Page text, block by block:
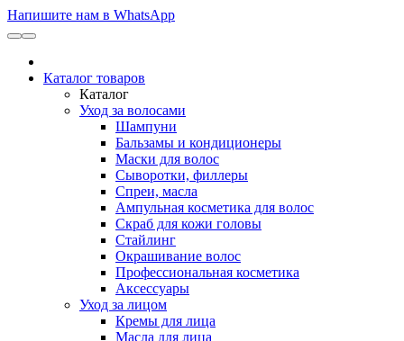
Напишите нам в WhatsApp
Каталог товаров
Каталог
Уход за волосами
Шампуни
Бальзамы и кондиционеры
Маски для волос
Сыворотки, филлеры
Спреи, масла
Ампульная косметика для волос
Скраб для кожи головы
Стайлинг
Окрашивание волос
Профессиональная косметика
Аксессуары
Уход за лицом
Кремы для лица
Масла для лица